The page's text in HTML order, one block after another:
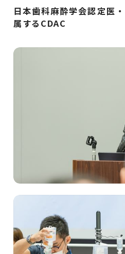
日本歯科麻酔学会認定医
属するCDAC